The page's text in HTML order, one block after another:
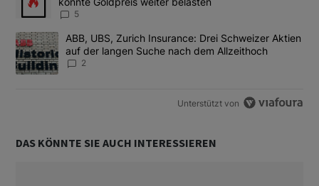
5
Ein Trendartikel mit dem Titel "ABB, UBS, Zurich Insurance:
ABB, UBS, Zurich Insurance: Drei Schweizer Aktien
auf der langen Suche nach dem Allzeithoch
2
Unterstützt von
DAS KÖNNTE SIE AUCH INTERESSIEREN